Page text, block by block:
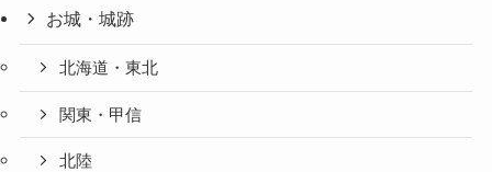
お城・城跡
北海道・東北
関東・甲信
北陸